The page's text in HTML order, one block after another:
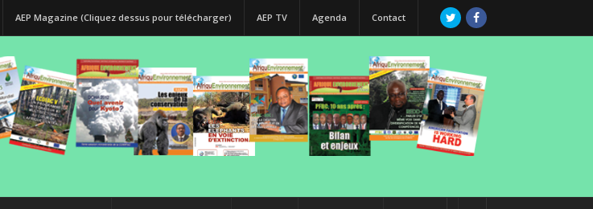
AEP Magazine (Cliquez dessus pour télécharger) AEP TV Agenda Contact